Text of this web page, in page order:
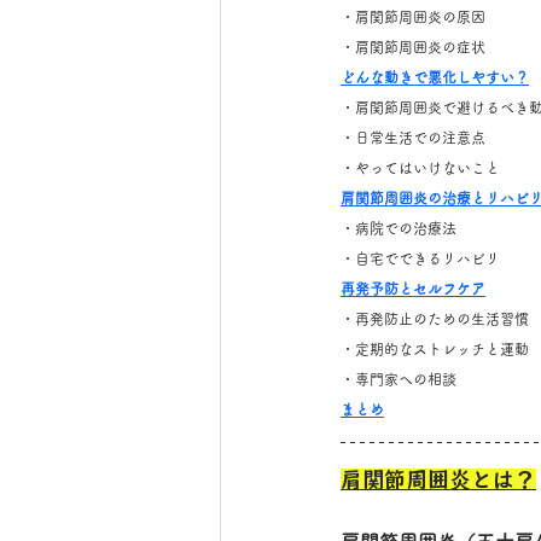
・肩関節周囲炎の原因
・肩関節周囲炎の症状
どんな動きで悪化しやすい？
・肩関節周囲炎で避けるべき
・日常生活での注意点
・やってはいけないこと
肩関節周囲炎の治療とリハビ
・病院での治療法
・自宅でできるリハビリ
再発予防とセルフケア
・再発防止のための生活習慣
・定期的なストレッチと運動
・専門家への相談
まとめ
肩関節周囲炎とは？